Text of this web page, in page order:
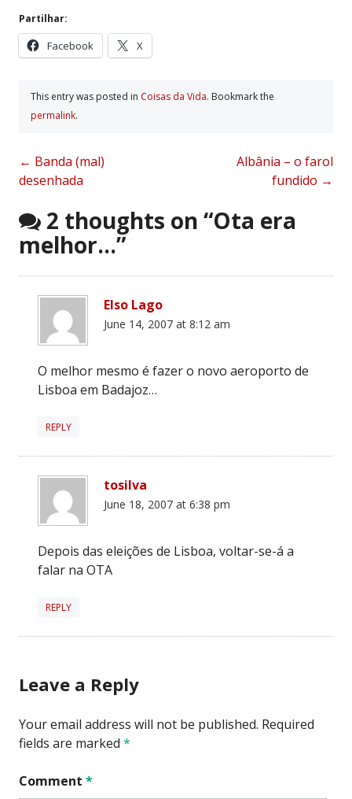
Partilhar:
Facebook X
This entry was posted in Coisas da Vida. Bookmark the
permalink.
Post
navigation
← Banda (mal)
desenhada
Albânia – o farol
fundido →
2 thoughts on “Ota era
melhor…”
Elso Lago
June 14, 2007 at 8:12 am
O melhor mesmo é fazer o novo aeroporto de
Lisboa em Badajoz…
REPLY
tosilva
June 18, 2007 at 6:38 pm
Depois das eleições de Lisboa, voltar-se-á a
falar na OTA
REPLY
Leave a Reply
Your email address will not be published. Required
fields are marked *
Comment *